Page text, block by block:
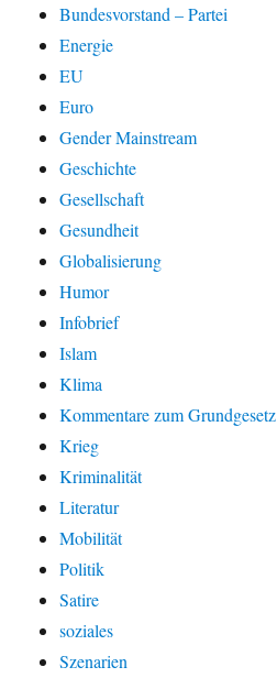
Bundesvorstand – Partei
Energie
EU
Euro
Gender Mainstream
Geschichte
Gesellschaft
Gesundheit
Globalisierung
Humor
Infobrief
Islam
Klima
Kommentare zum Grundgesetz
Krieg
Kriminalität
Literatur
Mobilität
Politik
Satire
soziales
Szenarien